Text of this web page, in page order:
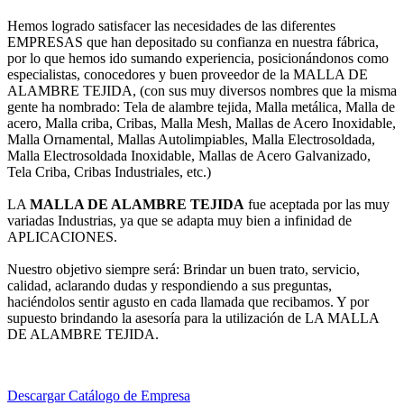
Hemos logrado satisfacer las necesidades de las diferentes
EMPRESAS que han depositado su confianza en nuestra fábrica,
por lo que hemos ido sumando experiencia, posicionándonos como
especialistas, conocedores y buen proveedor de la MALLA DE
ALAMBRE TEJIDA, (con sus muy diversos nombres que la misma
gente ha nombrado: Tela de alambre tejida, Malla metálica, Malla de
acero, Malla criba, Cribas, Malla Mesh, Mallas de Acero Inoxidable,
Malla Ornamental, Mallas Autolimpiables, Malla Electrosoldada,
Malla Electrosoldada Inoxidable, Mallas de Acero Galvanizado,
Tela Criba, Cribas Industriales, etc.)
LA MALLA DE ALAMBRE TEJIDA fue aceptada por las muy
variadas Industrias, ya que se adapta muy bien a infinidad de
APLICACIONES.
Nuestro objetivo siempre será: Brindar un buen trato, servicio,
calidad, aclarando dudas y respondiendo a sus preguntas,
haciéndolos sentir agusto en cada llamada que recibamos. Y por
supuesto brindando la asesoría para la utilización de LA MALLA
DE ALAMBRE TEJIDA.
Descargar Catálogo de Empresa